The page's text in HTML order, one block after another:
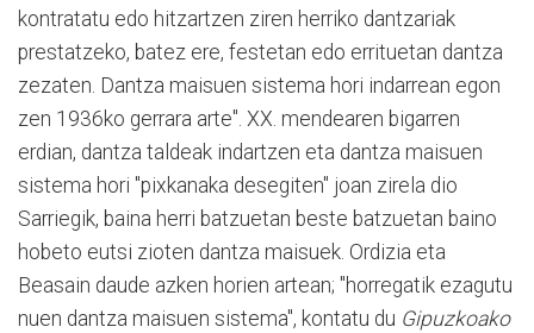
kontratatu edo hitzartzen ziren herriko dantzariak
prestatzeko, batez ere, festetan edo errituetan dantza
zezaten. Dantza maisuen sistema hori indarrean egon
zen 1936ko gerrara arte". XX. mendearen bigarren
erdian, dantza taldeak indartzen eta dantza maisuen
sistema hori "pixkanaka desegiten" joan zirela dio
Sarriegik, baina herri batzuetan beste batzuetan baino
hobeto eutsi zioten dantza maisuek. Ordizia eta
Beasain daude azken horien artean; "horregatik ezagutu
nuen dantza maisuen sistema", kontatu du Gipuzkoako